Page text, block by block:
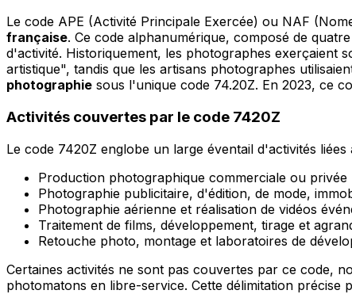
Le code APE (Activité Principale Exercée) ou NAF
française. Ce code alphanumérique, composé de
d'activité. Historiquement, les photographes exerçaient
artistique", tandis que les artisans photographes
photographie sous l'unique code 74.20Z. En 2023, ce
Activités couvertes par le code 7420Z
Le code 7420Z englobe un large éventail d'activités
Production photographique commerciale ou
Photographie publicitaire, d'édition, de mode,
Photographie aérienne et réalisation de vidéos
Traitement de films, développement, tirage et
Retouche photo, montage et laboratoires de
Certaines activités ne sont pas couvertes par ce code,
photomatons en libre-service. Cette délimitation précise